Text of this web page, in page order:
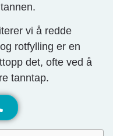
vi å redde
rotfylling er en
det, ofte ved å
tanntap.